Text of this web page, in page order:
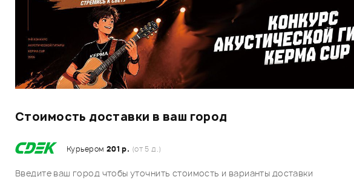
Стоимость доставки в ваш город
Курьером 201 р. (от 5 д.)
Введите ваш город чтобы уточнить стоимость и варианты доставки